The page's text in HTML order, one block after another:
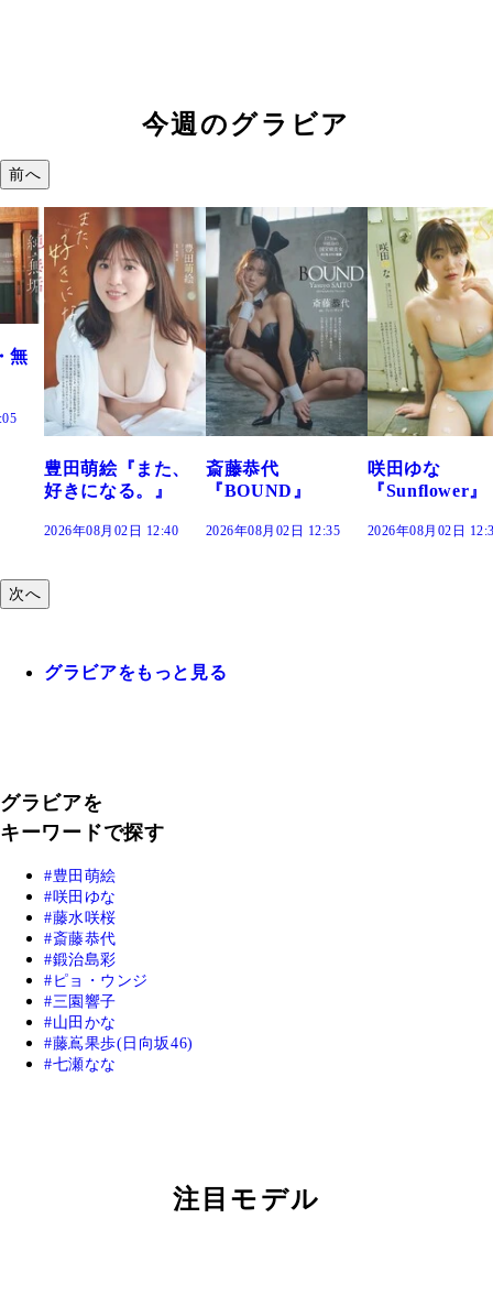
今週のグラビア
前へ
斎藤恭代
『BOUND』
2026年08月02日 12:35
咲田ゆな
『Sunflower』
2026年08月02日 12:30
藤水咲桜『花
だまり』
2026年08月02日
次へ
グラビアをもっと見る
グラビアを
キーワードで探す
豊田萌絵
咲田ゆな
藤水咲桜
斎藤恭代
鍛治島彩
ピョ・ウンジ
三園響子
山田かな
藤嶌果歩(日向坂46)
七瀬なな
注目モデル